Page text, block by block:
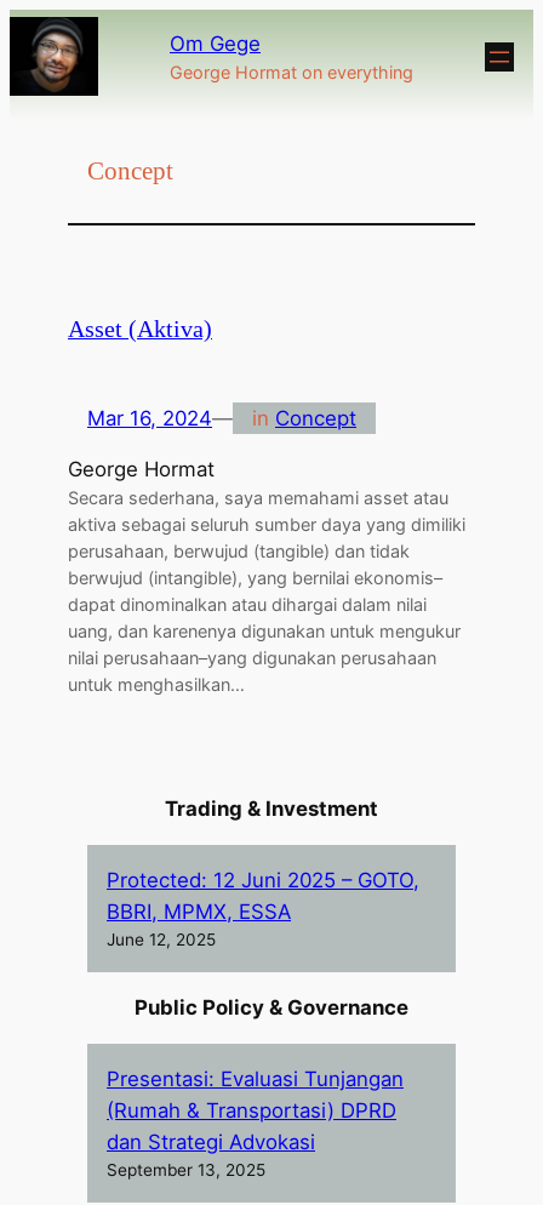
Om Gege
George Hormat on everything
Concept
Asset (Aktiva)
Mar 16, 2024— in Concept
George Hormat
Secara sederhana, saya memahami asset atau
aktiva sebagai seluruh sumber daya yang dimiliki
perusahaan, berwujud (tangible) dan tidak
berwujud (intangible), yang bernilai ekonomis–
dapat dinominalkan atau dihargai dalam nilai
uang, dan karenenya digunakan untuk mengukur
nilai perusahaan–yang digunakan perusahaan
untuk menghasilkan…
Trading & Investment
Protected: 12 Juni 2025 – GOTO,
BBRI, MPMX, ESSA
June 12, 2025
Public Policy & Governance
Presentasi: Evaluasi Tunjangan
(Rumah & Transportasi) DPRD
dan Strategi Advokasi
September 13, 2025